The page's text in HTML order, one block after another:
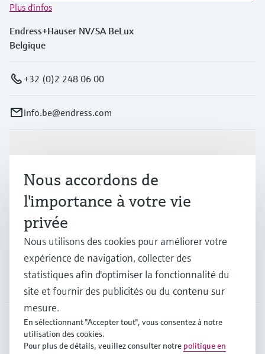
Plus d'infos
Endress+Hauser NV/SA BeLux
Belgique
+32 (0)2 248 06 00
info.be@endress.com
Industries
Support
Société
BEL•Français
Nous accordons de
l'importance à votre vie
privée
Nous utilisons des cookies pour améliorer votre
expérience de navigation, collecter des
statistiques afin d'optimiser la fonctionnalité du
site et fournir des publicités ou du contenu sur
mesure.
En sélectionnant "Accepter tout", vous consentez à notre
utilisation des cookies.
Pour plus de détails, veuillez consulter notre politique en